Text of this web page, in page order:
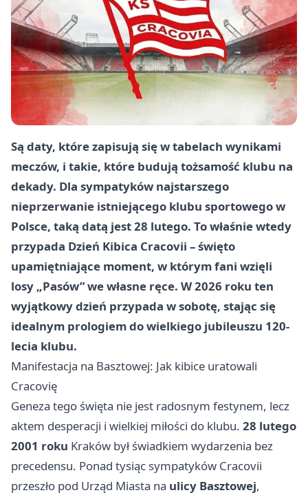
Są daty, które zapisują się w tabelach wynikami
meczów, i takie, które budują tożsamość klubu na
dekady. Dla sympatyków najstarszego
nieprzerwanie istniejącego klubu sportowego w
Polsce, taką datą jest 28 lutego. To właśnie wtedy
przypada Dzień Kibica Cracovii – święto
upamiętniające moment, w którym fani wzięli
losy „Pasów” we własne ręce. W 2026 roku ten
wyjątkowy dzień przypada w sobotę, stając się
idealnym prologiem do wielkiego jubileuszu 120-
lecia klubu.
Manifestacja na Basztowej: Jak kibice uratowali
Cracovię
Geneza tego święta nie jest radosnym festynem, lecz
aktem desperacji i wielkiej miłości do klubu. 28 lutego
2001 roku Kraków był świadkiem wydarzenia bez
precedensu. Ponad tysiąc sympatyków Cracovii
przeszło pod Urząd Miasta na ulicy Basztowej,